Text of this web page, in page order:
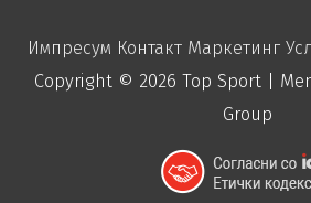
Импресум Контакт Маркетинг
Copyright © 2026 Top Sport|
Group